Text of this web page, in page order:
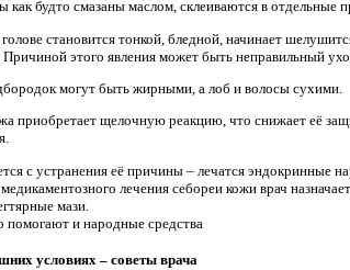
как будто смазаны маслом, склеиваются в
становится тонкой, бледной, начинает
этого явления может быть неправильный
могут быть жирными, а лоб и волосы сухими.
приобретает щелочную реакцию, что снижает её
с устранения её причины – лечатся эндокринные
лечения себореи кожи врач
мази.
и народные средства
условиях – советы врача